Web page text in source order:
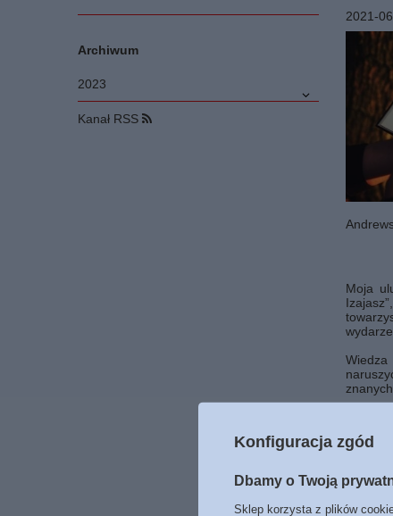
Archiwum
2023
Kanał RSS
2021-
Moja
Edyta
Konfiguracja zgód
Dbamy o Twoją
Sklep korzysta z plików